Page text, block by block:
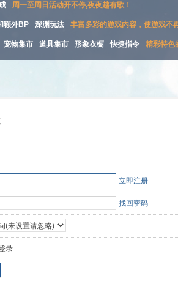
周一至周日活动开不停,夜夜越有歌！
额外BP 深渊玩法 丰富多彩的游戏内容，使游戏不
宠物集市 道具集市 形象衣橱 快捷指令 精彩特色
立即注册
找回密码
录